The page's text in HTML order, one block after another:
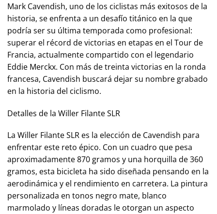
Mark Cavendish, uno de los ciclistas más exitosos de la
historia, se enfrenta a un desafío titánico en la que
podría ser su última temporada como profesional:
superar el récord de victorias en etapas en el Tour de
Francia, actualmente compartido con el legendario
Eddie Merckx. Con más de treinta victorias en la ronda
francesa, Cavendish buscará dejar su nombre grabado
en la historia del ciclismo.
Detalles de la Willer Filante SLR
La Willer Filante SLR es la elección de Cavendish para
enfrentar este reto épico. Con un cuadro que pesa
aproximadamente 870 gramos y una horquilla de 360
gramos, esta bicicleta ha sido diseñada pensando en la
aerodinámica y el rendimiento en carretera. La pintura
personalizada en tonos negro mate, blanco
marmolado y líneas doradas le otorgan un aspecto